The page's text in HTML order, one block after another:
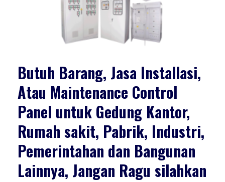
Butuh Barang, Jasa Installasi,
Atau Maintenance Control
Panel untuk Gedung Kantor,
Rumah sakit, Pabrik, Industri,
Pemerintahan dan Bangunan
Lainnya, Jangan Ragu silahkan